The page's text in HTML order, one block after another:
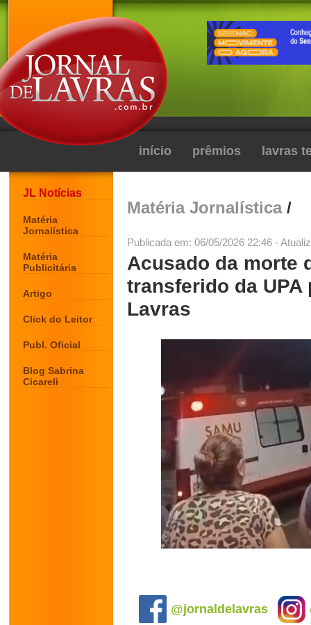
início prêmios lavras
JL Notícias
Matéria
Jornalística
Matéria
Publicitária
Artigo
Click do Leitor
Publ. Oficial
Blog Sabrina
Cicareli
Matéria Jornalística/
Publicada em: 06/05/2026 22:46 -
Acusado da morte
transferido da
Lavras
@jornaldelavras